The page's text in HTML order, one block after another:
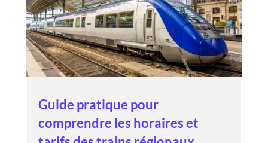
Guide pratique pour
comprendre les horaires et